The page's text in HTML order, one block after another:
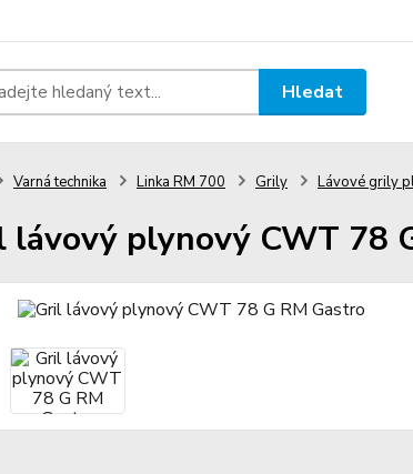
Hledat
Varná technika Linka RM 700 Grily Lávové grily
lávový plynový CWT 78